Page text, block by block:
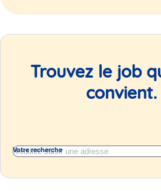
Trouvez le job
convient.
Votre recherche